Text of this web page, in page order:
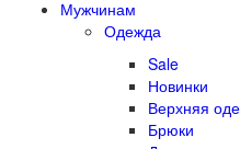
Мужчинам
Одежда
Sale
Новинки
Верхняя
Брюки